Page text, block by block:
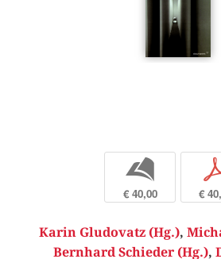
b
€ 40,00 €
Karin Gludovatz (Hg.),
Bernhard Schieder (Hg.),